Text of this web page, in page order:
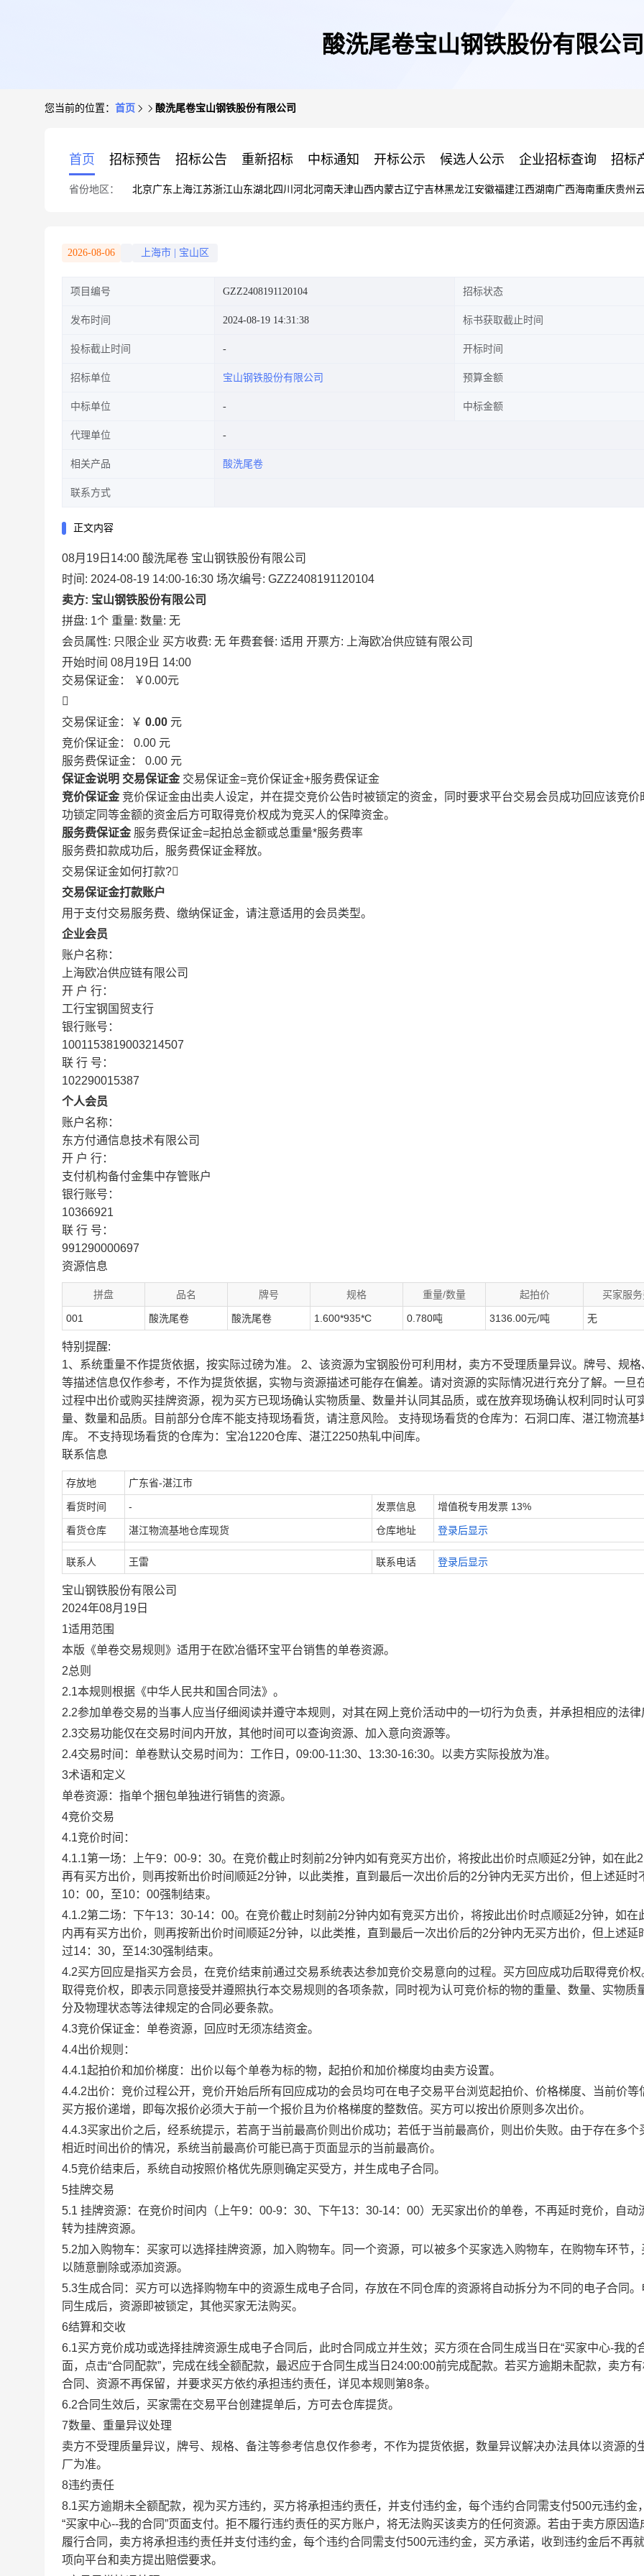
酸洗尾卷宝山钢铁股份有限公司
您当前的位置： 首页 酸洗尾卷宝山钢铁股份有限公司
首页 招标预告 招标公告 重新招标 中标通知 开标公示 候选人公示 企业招标查询 招标
省份地区： 北京广东 上海江苏浙江山东湖北四川 河北河南天津山西内蒙古辽宁吉林黑龙江安徽福建江西湖南广西海南重庆贵州
2026-08-06 上海市 宝山区
项目编号 GZZ2408191120104 招标状态
发布时间 2024-08-19 14:31:38 标书获取截止时间
投标截止时间 开标时间
招标单位 宝山钢铁股份有限公司 预算金额
中标单位 中标金额
代理单位
相关产品 酸洗尾卷
联系方式
正文内容
08月19日14:00 酸洗尾卷 宝山钢铁股份有限公司
时间: 2024-08-19 14:00-16:30 场次编号: GZZ2408191120104
卖方: 宝山钢铁股份有限公司
拼盘: 1个 重量: 数量: 无
会员属性: 只限企业 买方收费: 无 年费套餐: 适用 开票方: 上海欧冶供应链有限公司
开始时间 08月19日 14:00
交易保证金：
￥0.00元

交易保证金：￥ 0.00 元
竞价保证金： 0.00 元
服务费保证金： 0.00 元
保证金说明 交易保证金 交易保证金=竞价保证金+服务费保证金
竞价保证金 竞价保证金由出卖人设定，并在提交竞价公告时被锁定的资金，同时要求平台交易会员成功回应该竞价
功锁定同等金额的资金后方可取得竞价权成为竞买人的保障资金。
服务费保证金 服务费保证金=起拍总金额或总重量*服务费率
服务费扣款成功后，服务费保证金释放。
交易保证金如何打款?
交易保证金打款账户
用于支付交易服务费、缴纳保证金，请注意适用的会员类型。
企业会员
账户名称：
上海欧冶供应链有限公司
开 户 行：
工行宝钢国贸支行
银行账号：
1001153819003214507
联 行 号：
102290015387
个人会员
账户名称：
东方付通信息技术有限公司
开 户 行：
支付机构备付金集中存管账户
银行账号：
10366921
联 行 号：
991290000697
资源信息
拼盘 品名 牌号 规格 重量/数量 起拍价 买家服
001 酸洗尾卷 酸洗尾卷 1.600*935*C 0.780吨 3136.00元/吨 无
特别提醒:
1、系统重量不作提货依据，按实际过磅为准。 2、该资源为宝钢股份可利用材，卖方不受理质量异议。牌号、规格
等描述信息仅作参考，不作为提货依据，实物与资源描述可能存在偏差。请对资源的实际情况进行充分了解。一旦
过程中出价或购买挂牌资源，视为买方已现场确认实物质量、数量并认同其品质，或在放弃现场确认权利同时认可
量、数量和品质。目前部分仓库不能支持现场看货，请注意风险。 支持现场看货的仓库为：石洞口库、湛江物流基
库。 不支持现场看货的仓库为：宝冶1220仓库、湛江2250热轧中间库。
联系信息
存放地 广东省-湛江市
看货时间 - 发票信息 增值税专用发票 13%
看货仓库 湛江物流基地仓库现货 仓库地址 登录后显示
联系人 王雷 联系电话 登录后显示
宝山钢铁股份有限公司
2024年08月19日
1适用范围
本版《单卷交易规则》适用于在欧冶循环宝平台销售的单卷资源。
2总则
2.1本规则根据《中华人民共和国合同法》。
2.2参加单卷交易的当事人应当仔细阅读并遵守本规则，对其在网上竞价活动中的一切行为负责，并承担相应的法律
2.3交易功能仅在交易时间内开放，其他时间可以查询资源、加入意向资源等。
2.4交易时间：单卷默认交易时间为：工作日，09:00-11:30、13:30-16:30。以卖方实际投放为准。
3术语和定义
单卷资源：指单个捆包单独进行销售的资源。
4竞价交易
4.1竞价时间：
4.1.1第一场：上午9：00-9：30。在竞价截止时刻前2分钟内如有竞买方出价，将按此出价时点顺延2分钟，如在此
再有买方出价，则再按新出价时间顺延2分钟，以此类推，直到最后一次出价后的2分钟内无买方出价，但上述延时
10：00，至10：00强制结束。
4.1.2第二场：下午13：30-14：00。在竞价截止时刻前2分钟内如有竞买方出价，将按此出价时点顺延2分钟，如在
内再有买方出价，则再按新出价时间顺延2分钟，以此类推，直到最后一次出价后的2分钟内无买方出价，但上述延
过14：30，至14:30强制结束。
4.2买方回应是指买方会员，在竞价结束前通过交易系统表达参加竞价交易意向的过程。买方回应成功后取得竞价权
取得竞价权，即表示同意接受并遵照执行本交易规则的各项条款，同时视为认可竞价标的物的重量、数量、实物质
分及物理状态等法律规定的合同必要条款。
4.3竞价保证金：单卷资源，回应时无须冻结资金。
4.4出价规则：
4.4.1起拍价和加价梯度：出价以每个单卷为标的物，起拍价和加价梯度均由卖方设置。
4.4.2出价：竞价过程公开，竞价开始后所有回应成功的会员均可在电子交易平台浏览起拍价、价格梯度、当前价等
买方报价递增，即每次报价必须大于前一个报价且为价格梯度的整数倍。买方可以按出价原则多次出价。
4.4.3买家出价之后，经系统提示，若高于当前最高价则出价成功；若低于当前最高价，则出价失败。由于存在多个
相近时间出价的情况，系统当前最高价可能已高于页面显示的当前最高价。
4.5竞价结束后，系统自动按照价格优先原则确定买受方，并生成电子合同。
5挂牌交易
5.1 挂牌资源：在竞价时间内（上午9：00-9：30、下午13：30-14：00）无买家出价的单卷，不再延时竞价，自动
转为挂牌资源。
5.2加入购物车：买家可以选择挂牌资源，加入购物车。同一个资源，可以被多个买家选入购物车，在购物车环节，
以随意删除或添加资源。
5.3生成合同：买方可以选择购物车中的资源生成电子合同，存放在不同仓库的资源将自动拆分为不同的电子合同。
同生成后，资源即被锁定，其他买家无法购买。
6结算和交收
6.1买方竞价成功或选择挂牌资源生成电子合同后，此时合同成立并生效；买方须在合同生成当日在“买家中心-我的
面，点击“合同配款”，完成在线全额配款，最迟应于合同生成当日24:00:00前完成配款。若买方逾期未配款，卖方
合同、资源不再保留，并要求买方依约承担违约责任，详见本规则第8条。
6.2合同生效后，买家需在交易平台创建提单后，方可去仓库提货。
7数量、重量异议处理
卖方不受理质量异议，牌号、规格、备注等参考信息仅作参考，不作为提货依据，数量异议解决办法具体以资源的
厂为准。
8违约责任
8.1买方逾期未全额配款，视为买方违约，买方将承担违约责任，并支付违约金，每个违约合同需支付500元违约金
“买家中心--我的合同”页面支付。拒不履行违约责任的买方账户，将无法购买该卖方的任何资源。若由于卖方原因造
履行合同，卖方将承担违约责任并支付违约金，每个违约合同需支付500元违约金，买方承诺，收到违约金后不再
项向平台和卖方提出赔偿要求。